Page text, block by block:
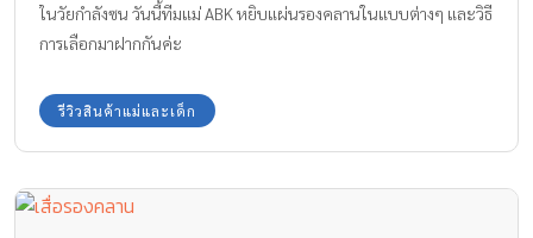
ในวัยกำลังซน วันนี้ทีมแม่ ABK หยิบแผ่นรองคลานในแบบต่างๆ และวิธี
การเลือกมาฝากกันค่ะ
รีวิวสินค้าแม่และเด็ก